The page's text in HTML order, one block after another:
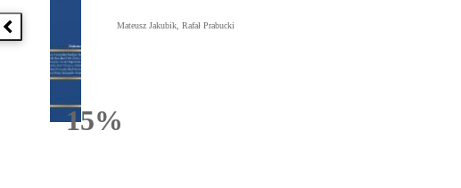
Poprzednia książka
15%Rabatu
Mateusz Jakubik, Rafał Prabucki